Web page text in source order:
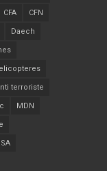
CFA CFN
Daech
terroriste
MDN